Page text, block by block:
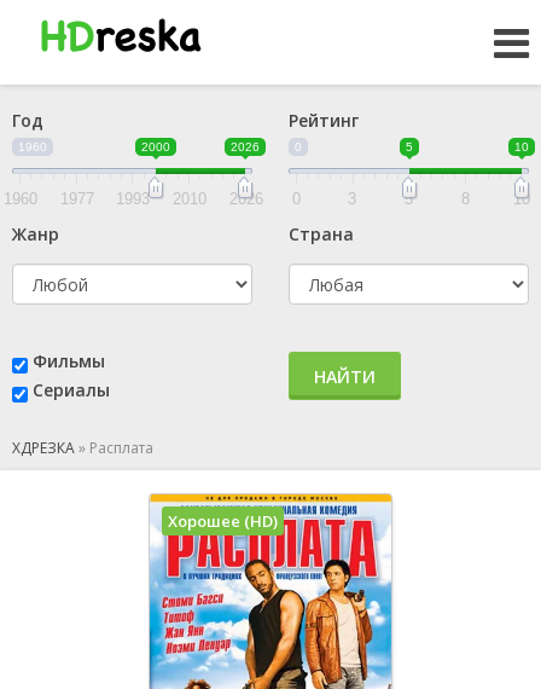
Год
1960 2000 2026
1960 1977 1993 2010 2026
Рейтинг
0 5 10
0 3 5 8 10
Жанр Страна
Фильмы
Сериалы
НАЙТИ
ХДРЕЗКА» Расплата
Хорошее (HD)